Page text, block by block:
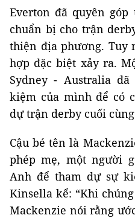
Everton đã quyên
chuẩn bị cho trận
thiện địa phương. Tuy
hợp đặc biệt xảy ra.
Sydney - Australia
kiệm của mình để có
dự trận derby cuối
Cậu bé tên là
phép mẹ, một người
Anh để tham dự sự
Kinsella kể: “Khi
Mackenzie nói rằng